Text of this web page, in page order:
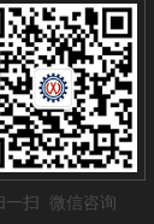
一扫 微信咨询